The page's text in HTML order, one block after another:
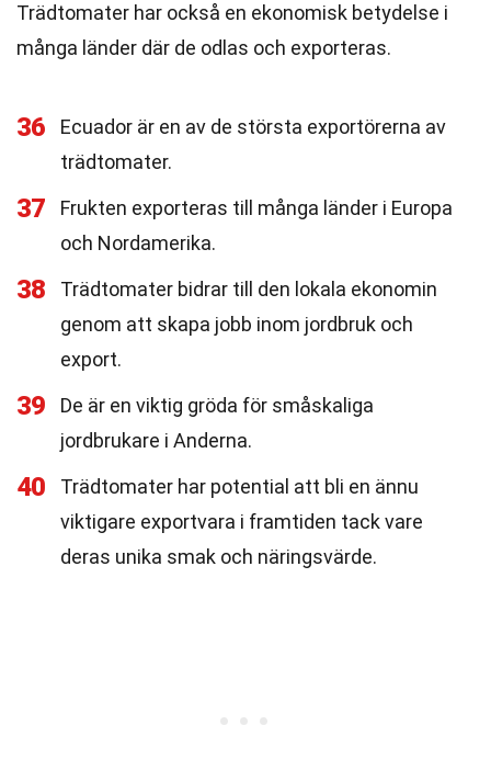
Trädtomater har också en ekonomisk betydelse i
många länder där de odlas och exporteras.
36
Ecuador är en av de största exportörerna av
trädtomater.
37
Frukten exporteras till många länder i Europa
och Nordamerika.
38
Trädtomater bidrar till den lokala ekonomin
genom att skapa jobb inom jordbruk och
export.
39
De är en viktig gröda för småskaliga
jordbrukare i Anderna.
40
Trädtomater har potential att bli en ännu
viktigare exportvara i framtiden tack vare
deras unika smak och näringsvärde.